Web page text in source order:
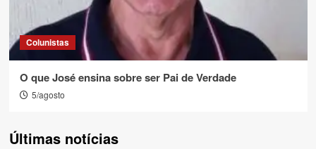
Colunistas
O que José ensina sobre ser Pai de Verdade
5/agosto
Últimas notícias